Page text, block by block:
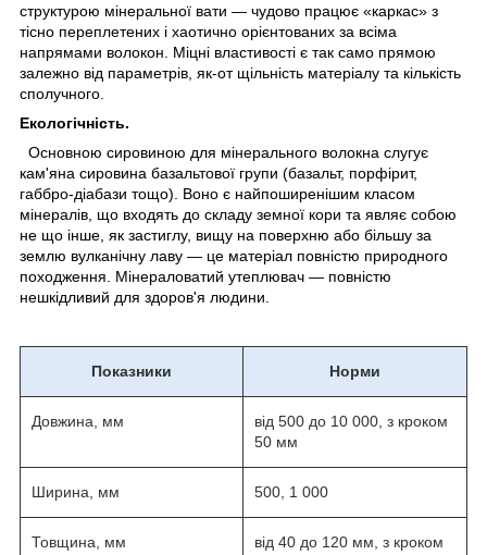
структурою мінеральної вати — чудово працює «каркас» з
тісно переплетених і хаотично орієнтованих за всіма
напрямами волокон. Міцні властивості є так само прямою
залежно від параметрів, як-от щільність матеріалу та кількість
сполучного.
Екологічність.
Основною сировиною для мінерального волокна слугує
кам'яна сировина базальтової групи (базальт, порфірит,
габбро-діабази тощо). Воно є найпоширенішим класом
мінералів, що входять до складу земної кори та являє собою
не що інше, як застиглу, вищу на поверхню або більшу за
землю вулканічну лаву — це матеріал повністю природного
походження. Мінераловатий утеплювач — повністю
нешкідливий для здоров'я людини.
Показники Норми
Довжина, мм
від 500 до 10 000, з кроком
50 мм
Ширина, мм 500, 1 000
Товщина, мм
від 40 до 120 мм, з кроком